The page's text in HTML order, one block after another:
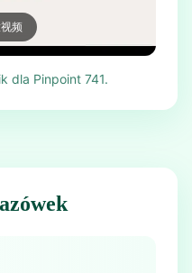
频
dla Pinpoint 741.